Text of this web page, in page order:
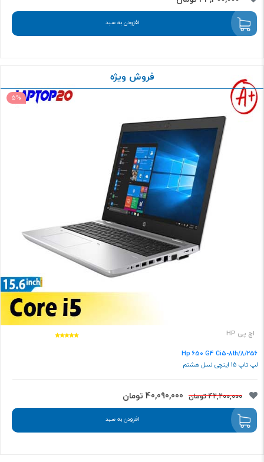
افزودن به سبد
فروش ویژه
اچ پی HP
5%
Hp 650 G4 Ci5-8th/8/256
لپ تاپ 15 اینچی نسل هشتم
42,200,000 تومان 40,090,000 تومان
افزودن به سبد